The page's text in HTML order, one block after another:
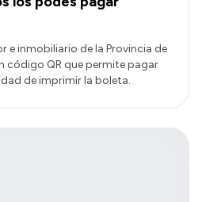
e inmobiliario de la Provincia de
código QR que permite pagar
de imprimir la boleta.